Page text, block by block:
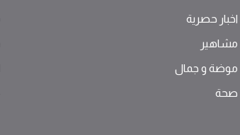
اخبار حصرية
مشاهير
موضة ‫و‬ ‫‬‫جمال‬
صحة